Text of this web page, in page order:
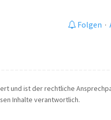
Folgen ·
und ist der rechtliche
Inhalte verantwortlich.